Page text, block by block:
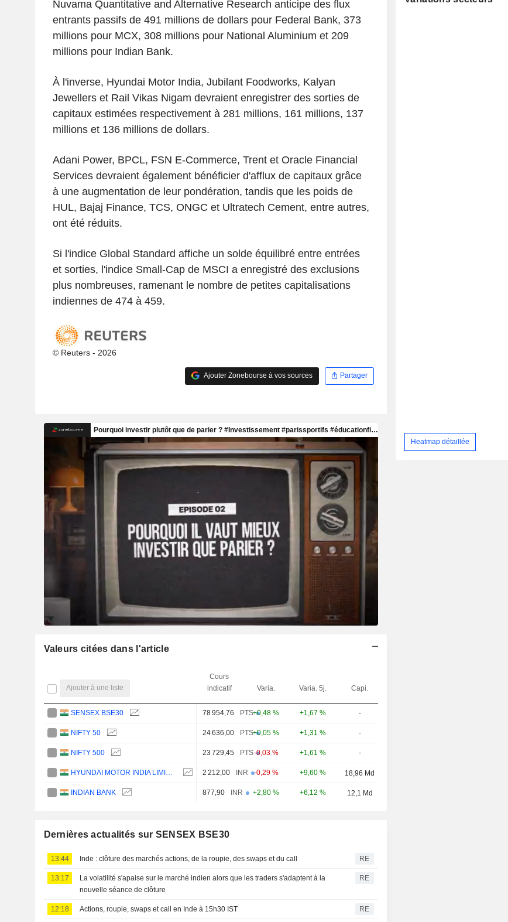
Nuvama Quantitative and Alternative Research anticipe des flux
entrants passifs de 491 millions de dollars pour Federal Bank, 373
millions pour MCX, 308 millions pour National Aluminium et 209
millions pour Indian Bank.
À l'inverse, Hyundai Motor India, Jubilant Foodworks, Kalyan
Jewellers et Rail Vikas Nigam devraient enregistrer des sorties de
capitaux estimées respectivement à 281 millions, 161 millions, 137
millions et 136 millions de dollars.
Adani Power, BPCL, FSN E-Commerce, Trent et Oracle Financial
Services devraient également bénéficier d'afflux de capitaux grâce
à une augmentation de leur pondération, tandis que les poids de
HUL, Bajaj Finance, TCS, ONGC et Ultratech Cement, entre autres,
ont été réduits.
Si l'indice Global Standard affiche un solde équilibré entre entrées
et sorties, l'indice Small-Cap de MSCI a enregistré des exclusions
plus nombreuses, ramenant le nombre de petites capitalisations
indiennes de 474 à 459.
© Reuters - 2026
Ajouter Zonebourse à vos sources Partager
Valeurs citées dans l'article
Ajouter à une liste
Cours
indicatif
Varia. Varia. 5j. Capi.
SENSEX BSE30 78 954,76 PTS+0,48 % +1,67 % -
NIFTY 50 24 636,00 PTS+0,05 % +1,31 % -
NIFTY 500 23 729,45 PTS-0,03 % +1,61 % -
2 212,00 INR -0,29 % +9,60 % 18,96 Md
INDIAN BANK 877,90 INR +2,80 % +6,12 % 12,1 Md
Dernières actualités sur SENSEX BSE30
13:44 Inde : clôture des marchés actions, de la roupie, des swaps et du call RE
13:17
La volatilité s'apaise sur le marché indien alors que les traders s'adaptent à la
nouvelle séance de clôture
RE
12:18 Actions, roupie, swaps et call en Inde à 15h30 IST RE
Heatmap détaillée